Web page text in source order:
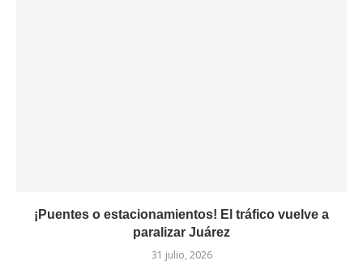
¡Puentes o estacionamientos! El tráfico vuelve a
paralizar Juárez
31 julio, 2026